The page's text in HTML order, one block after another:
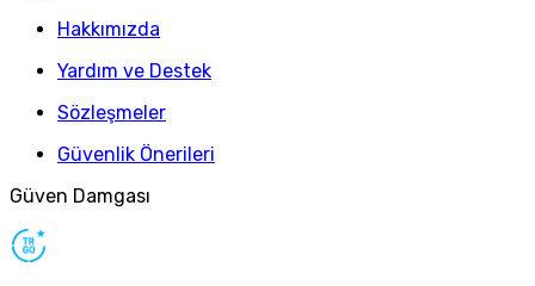
Hakkımızda
Yardım ve Destek
Sözleşmeler
Güvenlik Önerileri
Güven Damgası